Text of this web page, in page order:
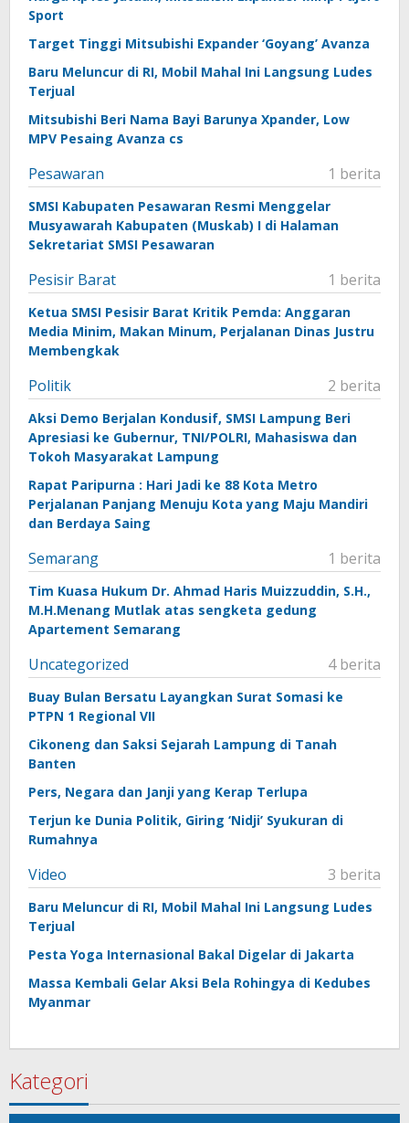
Sport
Target Tinggi Mitsubishi Expander ‘Goyang’ Avanza
Baru Meluncur di RI, Mobil Mahal Ini Langsung Ludes
Terjual
Mitsubishi Beri Nama Bayi Barunya Xpander, Low
MPV Pesaing Avanza cs
Pesawaran 1 berita
SMSI Kabupaten Pesawaran Resmi Menggelar
Musyawarah Kabupaten (Muskab) I di Halaman
Sekretariat SMSI Pesawaran
Pesisir Barat 1 berita
Ketua SMSI Pesisir Barat Kritik Pemda: Anggaran
Media Minim, Makan Minum, Perjalanan Dinas Justru
Membengkak
Politik 2 berita
Aksi Demo Berjalan Kondusif, SMSI Lampung Beri
Apresiasi ke Gubernur, TNI/POLRI, Mahasiswa dan
Tokoh Masyarakat Lampung
Rapat Paripurna : Hari Jadi ke 88 Kota Metro
Perjalanan Panjang Menuju Kota yang Maju Mandiri
dan Berdaya Saing
Semarang 1 berita
Tim Kuasa Hukum Dr. Ahmad Haris Muizzuddin, S.H.,
M.H.Menang Mutlak atas sengketa gedung
Apartement Semarang
Uncategorized 4 berita
Buay Bulan Bersatu Layangkan Surat Somasi ke
PTPN 1 Regional VII
Cikoneng dan Saksi Sejarah Lampung di Tanah
Banten
Pers, Negara dan Janji yang Kerap Terlupa
Terjun ke Dunia Politik, Giring ‘Nidji’ Syukuran di
Rumahnya
Video 3 berita
Baru Meluncur di RI, Mobil Mahal Ini Langsung Ludes
Terjual
Pesta Yoga Internasional Bakal Digelar di Jakarta
Massa Kembali Gelar Aksi Bela Rohingya di Kedubes
Myanmar
Kategori